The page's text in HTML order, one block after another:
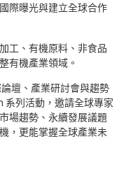
際曝光與建立全球合作
工、有機原料、非食品
有機產業領域。
壇、產業研討會與趨勢
系列活動，邀請全球專家
場趨勢、永續發展議題
，更能掌握全球產業未